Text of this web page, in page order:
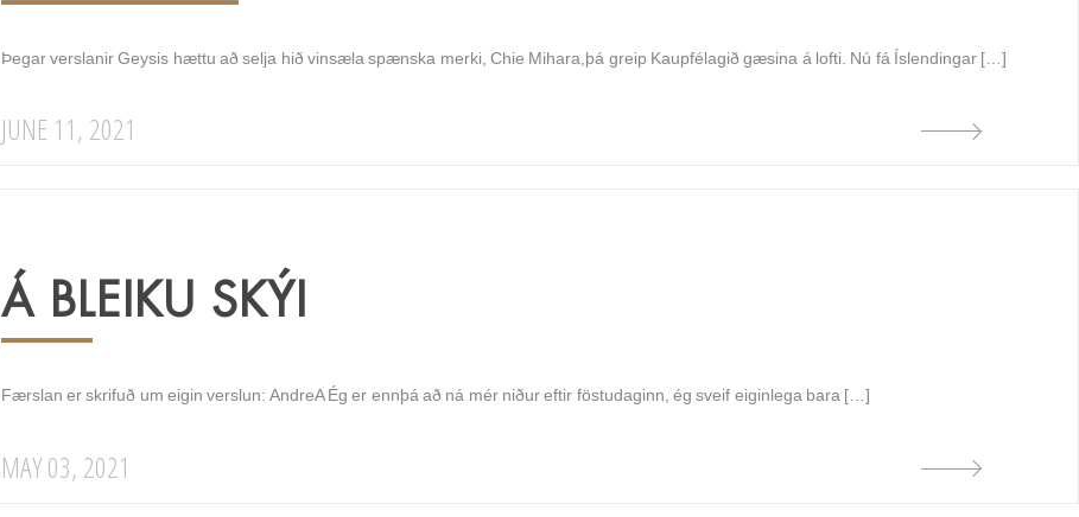
Þegar verslanir Geysis hættu að selja hið vinsæla spænska merki, Chie Mihara,þá greip Kaupfélagið gæsina á lofti. Nú fá Íslendingar […]
JUNE 11, 2021
Á BLEIKU SKÝI
Færslan er skrifuð um eigin verslun: AndreA Ég er ennþá að ná mér niður eftir föstudaginn, ég sveif eiginlega bara […]
MAY 03, 2021